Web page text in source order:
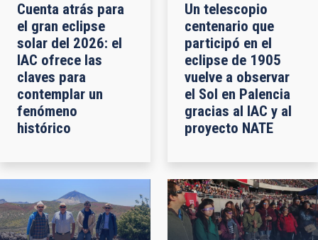
Cuenta atrás para
el gran eclipse
solar del 2026: el
IAC ofrece las
claves para
contemplar un
fenómeno
histórico
Un telescopio
centenario que
participó en el
eclipse de 1905
vuelve a observar
el Sol en Palencia
gracias al IAC y al
proyecto NATE